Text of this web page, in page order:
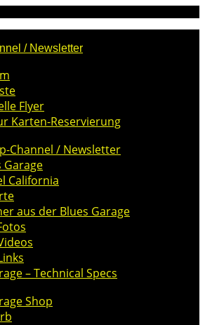
/ Newsletter
Flyer
Karten-Reservierung
Channel / Newsletter
Garage
California
aus der Blues Garage
– Technical Specs
Shop